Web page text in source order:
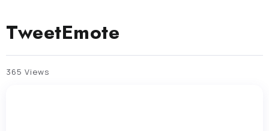
TweetEmote
365 Views